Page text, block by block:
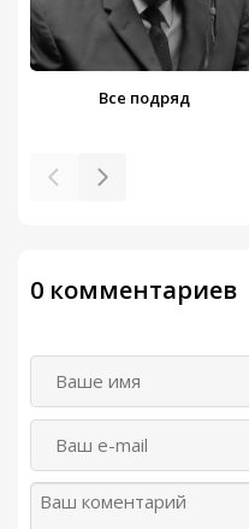
Все подряд
0 комментариев